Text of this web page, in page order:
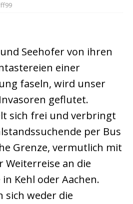
Seehofer von ihren
einer
faseln, wird unser
geflutet.
sich frei und verbringt
per Bus
Grenze, vermutlich mit
an die
Kehl oder Aachen.
sich weder die